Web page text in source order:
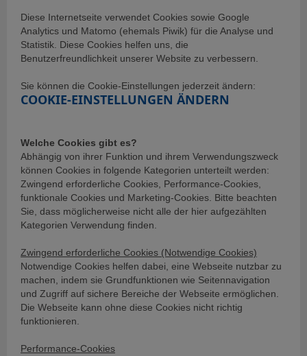
Diese Internetseite verwendet Cookies sowie Google
Analytics und Matomo (ehemals Piwik) für die Analyse und
Statistik. Diese Cookies helfen uns, die
Benutzerfreundlichkeit unserer Website zu verbessern.
Sie können die Cookie-Einstellungen jederzeit ändern:
COOKIE-EINSTELLUNGEN ÄNDERN
Welche Cookies gibt es?
Abhängig von ihrer Funktion und ihrem Verwendungszweck
können Cookies in folgende Kategorien unterteilt werden:
Zwingend erforderliche Cookies, Performance-Cookies,
funktionale Cookies und Marketing-Cookies. Bitte beachten
Sie, dass möglicherweise nicht alle der hier aufgezählten
Kategorien Verwendung finden.
Zwingend erforderliche Cookies (Notwendige Cookies)
Notwendige Cookies helfen dabei, eine Webseite nutzbar zu
machen, indem sie Grundfunktionen wie Seitennavigation
und Zugriff auf sichere Bereiche der Webseite ermöglichen.
Die Webseite kann ohne diese Cookies nicht richtig
funktionieren.
Performance-Cookies